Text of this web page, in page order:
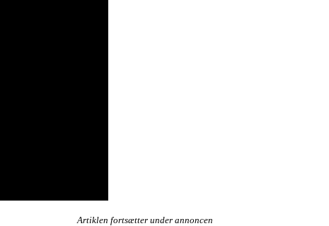
Artiklen fortsætter under annoncen